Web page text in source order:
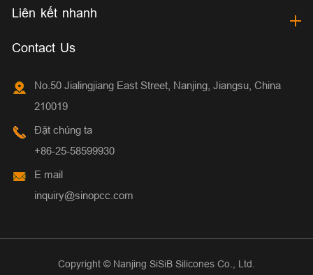
Liên kết nhanh
Contact Us
No.50 Jialingjiang East Street, Nanjing, Jiangsu, China
210019
Đặt chúng ta
+86-25-58599930
E mail
inquiry@sinopcc.com
Copyright © Nanjing SiSiB Silicones Co., Ltd.